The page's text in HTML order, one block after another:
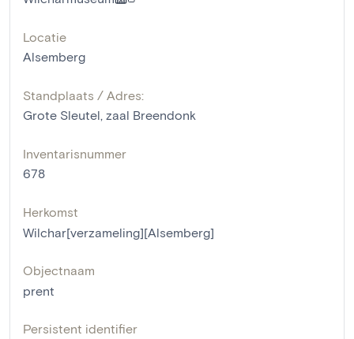
Locatie
Alsemberg
Standplaats / Adres:
Grote Sleutel, zaal Breendonk
Inventarisnummer
678
Herkomst
Wilchar[verzameling][Alsemberg]
Objectnaam
prent
Persistent identifier